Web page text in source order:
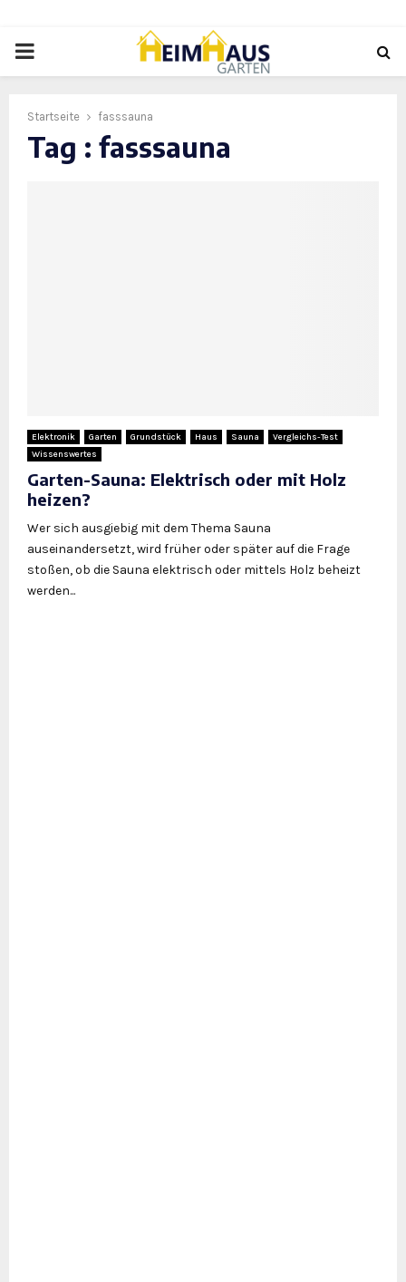
PRIMARY
Startseite fasssauna
Tag : fasssauna
Elektronik Garten Grundstück Haus Sauna
Vergleichs-Test
Wissenswertes
Garten-Sauna: Elektrisch oder mit Holz
heizen?
Wer sich ausgiebig mit dem Thema Sauna
auseinandersetzt, wird früher oder später auf die Frage
stoßen, ob die Sauna elektrisch oder mittels Holz beheizt
werden...